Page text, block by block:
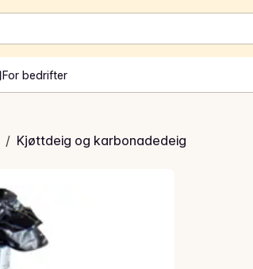
For bedrifter
/ Kjøttdeig og karbonadedeig